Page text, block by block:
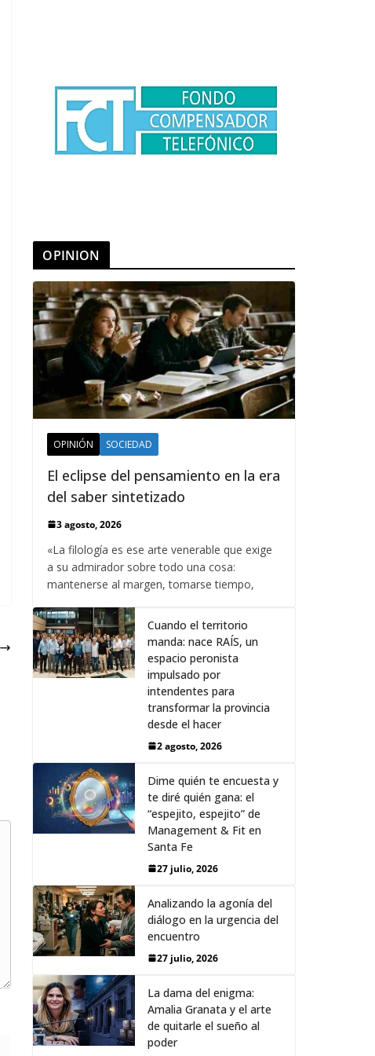
OPINION
OPINIÓN SOCIEDAD
El eclipse del pensamiento en la era
del saber sintetizado
3 agosto, 2026
«La filología es ese arte venerable que exige
a su admirador sobre todo una cosa:
mantenerse al margen, tomarse tiempo,
Cuando el territorio
manda: nace RAÍS, un
espacio peronista
impulsado por
intendentes para
transformar la provincia
desde el hacer
2 agosto, 2026
Dime quién te encuesta y
te diré quién gana: el
“espejito, espejito” de
Management & Fit en
Santa Fe
27 julio, 2026
Analizando la agonía del
diálogo en la urgencia del
encuentro
27 julio, 2026
La dama del enigma:
Amalia Granata y el arte
de quitarle el sueño al
poder